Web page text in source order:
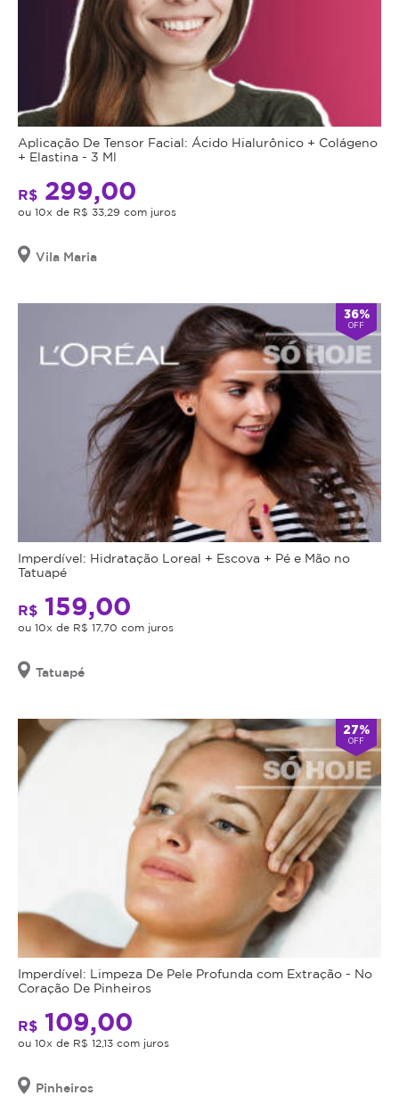
Aplicação De Tensor Facial: Ácido Hialurônico + Colágeno
+ Elastina - 3 Ml
R$ 299,00
ou 10x de R$ 33,29 com juros
Vila Maria
36%
OFF
Imperdível: Hidratação Loreal + Escova + Pé e Mão no
Tatuapé
R$ 159,00
ou 10x de R$ 17,70 com juros
Tatuapé
27%
OFF
Imperdível: Limpeza De Pele Profunda com Extração - No
Coração De Pinheiros
R$ 109,00
ou 10x de R$ 12,13 com juros
Pinheiros